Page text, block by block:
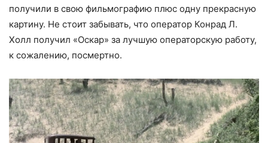
получили в свою фильмографию плюс одну прекрасную
картину. Не стоит забывать, что оператор Конрад Л.
Холл получил «Оскар» за лучшую операторскую работу,
к сожалению, посмертно.